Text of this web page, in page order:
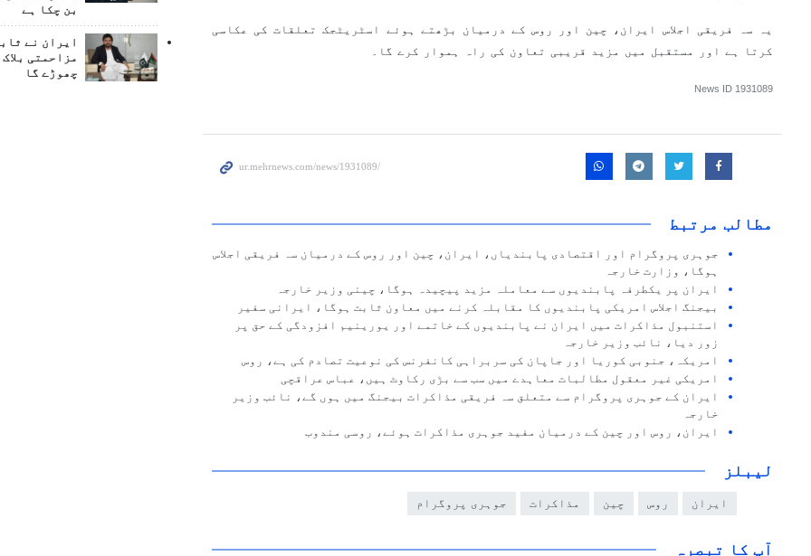
یہ سہ فریقی اجلاس ایران، چین اور روس کے درمیان بڑھتے ہوئے اسٹریٹجک تعلقات کی عکاسی
کرتا ہے اور مستقبل میں مزید قریبی تعاون کی راہ ہموار کرے گا۔
News ID 1931089
مطالب مرتبط
جوہری پروگرام اور اقتصادی پابندیاں، ایران، چین اور روس کے درمیان سہ فریقی اجلاس
ہوگا، وزارت خارجہ
ایران پر یکطرفہ پابندیوں سے معاملہ مزید پیچیدہ ہوگا، چینی وزیر خارجہ
بیجنگ اجلاس امریکی پابندیوں کا مقابلہ کرنے میں معاون ثابت ہوگا، ایرانی سفیر
استنبول مذاکرات میں ایران نے پابندیوں کے خاتمے اور یورینیم افزودگی کے حق پر
زور دیا، نائب وزیر خارجہ
امریکہ، جنوبی کوریا اور جاپان کی سربراہی کانفرنس کی نوعیت تصادم کی ہے، روس
امریکی غیر معقول مطالبات معاہدے میں سب سے بڑی رکاوٹ ہیں، عباس عراقچی
ایران کے جوہری پروگرام سے متعلق سہ فریقی مذاکرات بیجنگ میں ہوں گے، نائب وزیر
خارجہ
ایران، روس اور چین کے درمیان مفید جوہری مذاکرات ہوئے، روسی مندوب
لیبلز
ایران روس چین مذاکرات جوہری پروگرام
آپ کا تبصرہ
بن چکا ہے
ایران نے
مزاحمتی
چھوڑے گا